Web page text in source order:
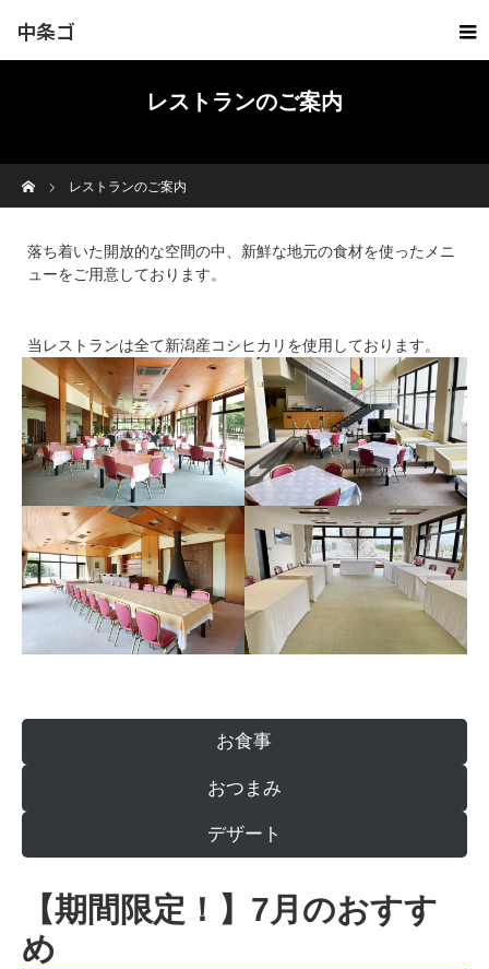
中条ゴ
レストランのご案内
レストランのご案内
落ち着いた開放的な空間の中、新鮮な地元の食材を使ったメニ
ューをご用意しております。
当レストランは全て新潟産コシヒカリを使用しております。
お食事
おつまみ
デザート
【期間限定！】7月のおすす
め